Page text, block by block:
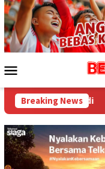
Loncat
ke
konten
Mobile
Breaking News
Dana BTT